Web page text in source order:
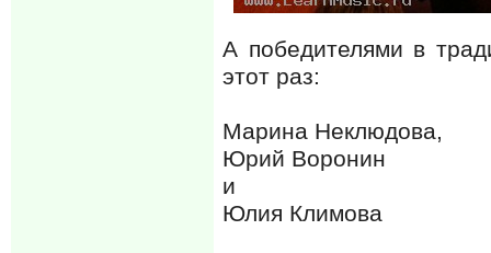
А победителями в
этот раз:
Марина Неклюдова,
Юрий Воронин
и
Юлия Климова